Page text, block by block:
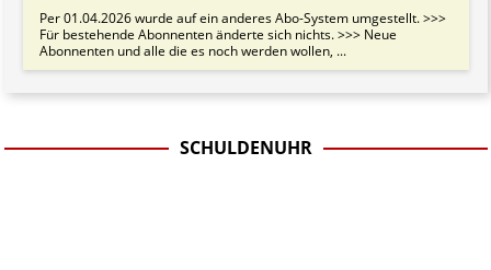
Per 01.04.2026 wurde auf ein anderes Abo-System umgestellt. >>>
Für bestehende Abonnenten änderte sich nichts. >>> Neue
Abonnenten und alle die es noch werden wollen, ...
SCHULDENUHR